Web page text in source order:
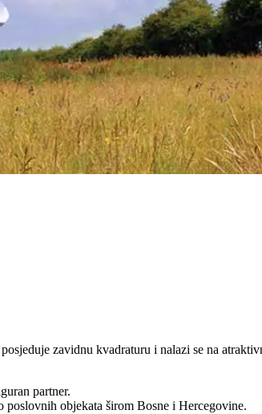
zavidnu kvadraturu i nalazi se na
partner.
poslovnih objekata širom Bosne i Hercegovine.